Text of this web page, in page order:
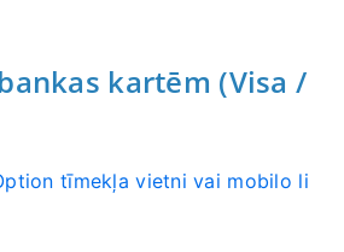
kartēm (Visa /
tīmekļa vietni vai mobilo li